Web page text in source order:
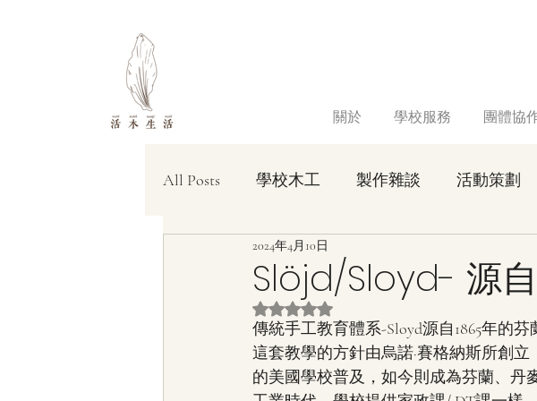
關於 學校服務 團體協
All Posts 學校木工 製作雜談 活動策劃
Slöjd/Sloyd- 源
2024年4月10日
評等為 NaN（最高為 5 顆星）。
傳統手工教育體系-Sloyd源自1865年的
這套教學的方針由烏諾·賽格納斯所創
的美國學校普及，如今則成為芬蘭、丹